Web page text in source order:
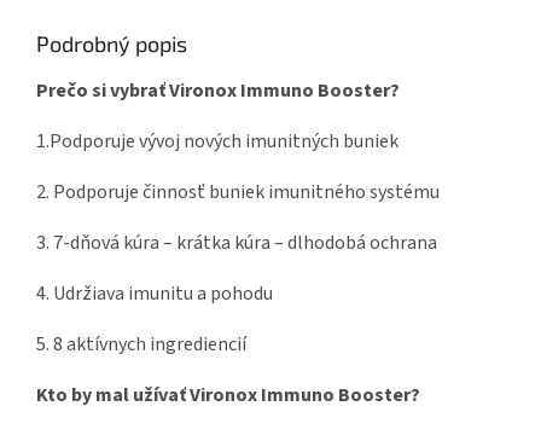
Podrobný popis
Prečo si vybrať Vironox Immuno Booster?
1.Podporuje vývoj nových imunitných buniek
2. Podporuje činnosť buniek imunitného systému
3. 7-dňová kúra – krátka kúra – dlhodobá ochrana
4. Udržiava imunitua pohodu
5.8 aktívnych ingrediencií
Kto by mal užívať Vironox Immuno Booster?